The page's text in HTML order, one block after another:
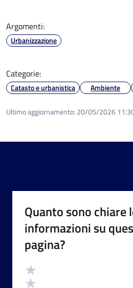
Argomenti:
Urbanizzazione
Categorie:
Catasto e urbanistica Ambiente
Ultimo aggiornamento: 20/05/2026
Quanto sono chiare
informazioni su
pagina?
Valutazione